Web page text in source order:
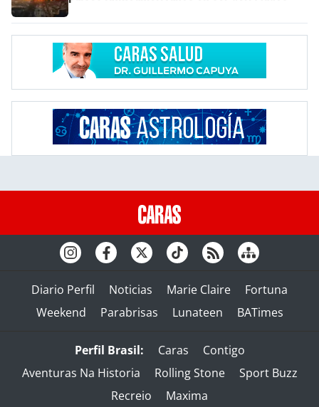
Diario Perfil Noticias Marie Claire
Fortuna
Weekend
Parabrisas Lunateen BATimes
Perfil Brasil: Caras
Contigo
Aventuras Na Historia
Rolling Stone
Sport Buzz
Recreio
Maxima